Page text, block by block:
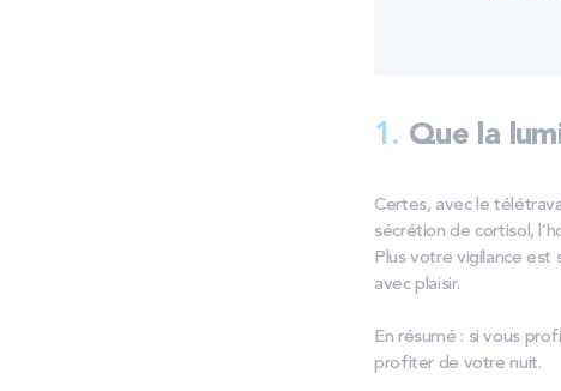
1. Que la
Certes, avec le
sécrétion de cortisol,
Plus votre vigilance est
avec plaisir.
En résumé : si vous
profiter de votre nuit.